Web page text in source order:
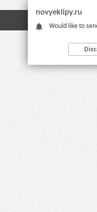
novyeklipy.ru
Would like to